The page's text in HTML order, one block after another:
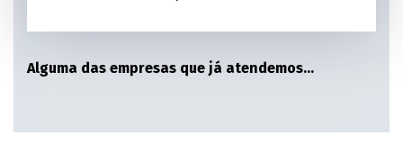
Alguma das empresas que já atendemos…